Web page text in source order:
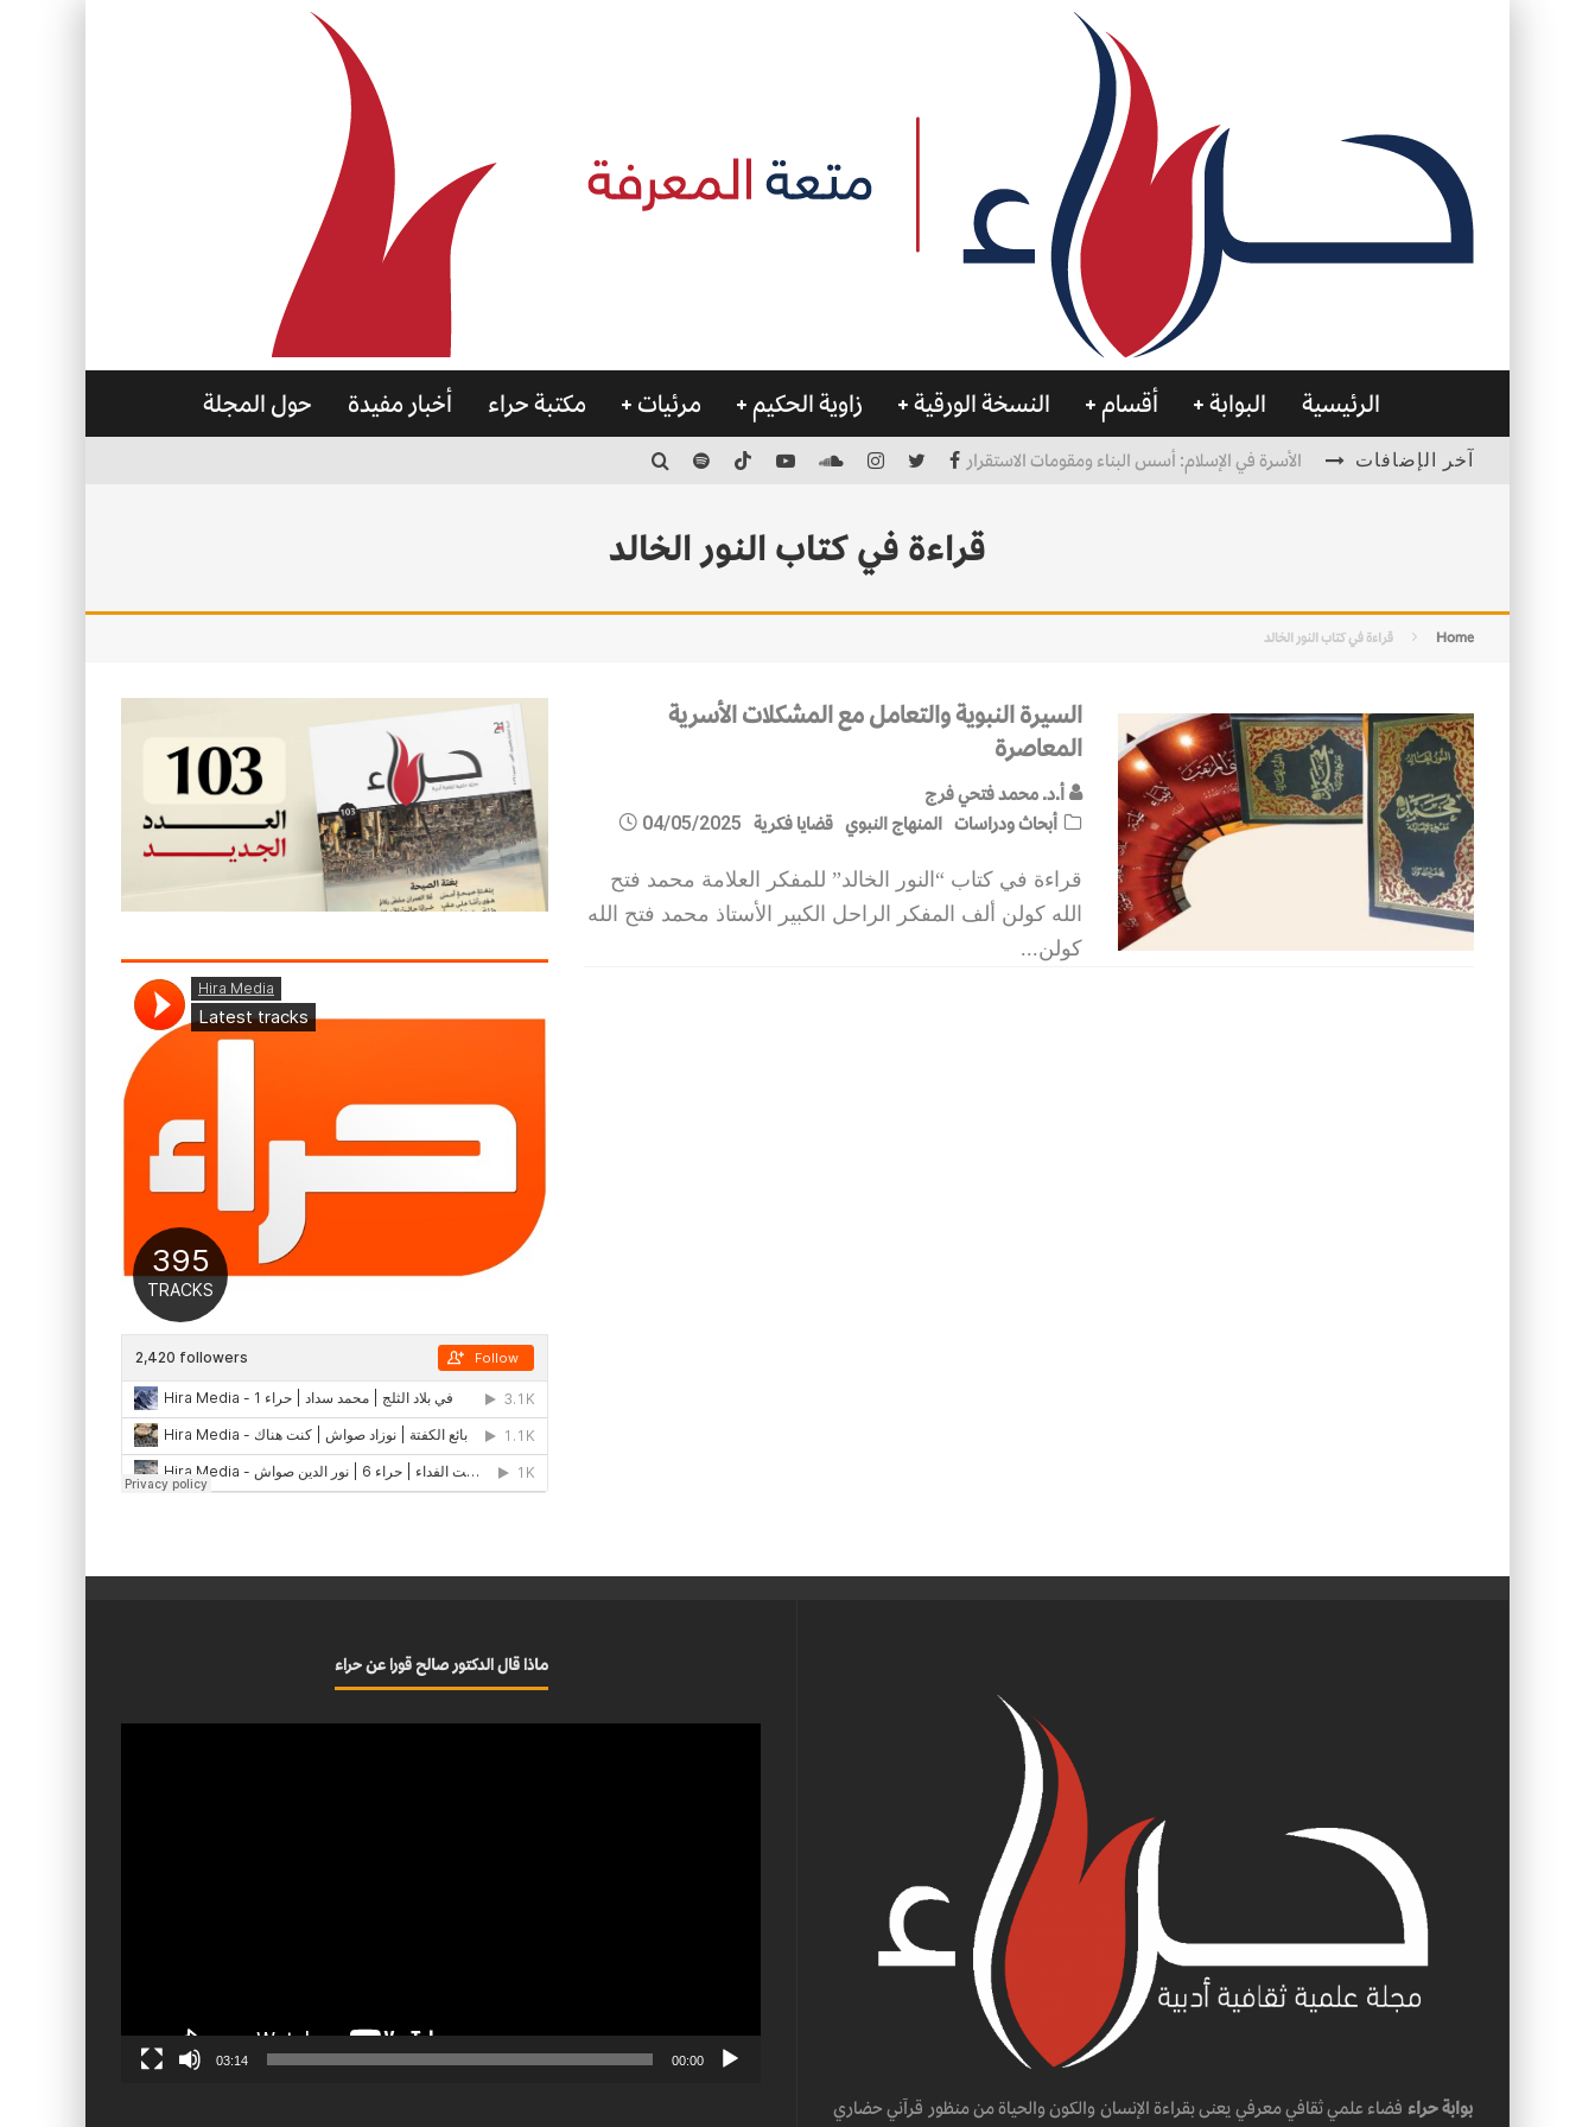
الرئيسية البوابة أقسام النسخة الورقية زاوية الحكيم مرئيات مكتبة حراء أخبار مفيدة حول المجلة
آخر الإضافات الأسرة في الإسلام: أسس البناء ومقومات الاستقرار
قراءة في كتاب النور الخالد
Home قراءة في كتاب النور الخالد
السيرة النبوية والتعامل مع المشكلات الأسرية
المعاصرة
أ.د. محمد فتحي فرج
أبحاث ودراسات المنهاج النبوي قضايا فكرية 04/05/2025
قراءة في كتاب “النور الخالد” للمفكر العلامة محمد فتح
الله كولن ألف المفكر الراحل الكبير الأستاذ محمد فتح الله
كولن...
بوابة حراء فضاء علمي ثقافي معرفي يعنى بقراءة الإنسان والكون والحياة من منظور قرآني حضاري
ماذا قال الدكتور صالح قورا عن حراء
00:00
03:14